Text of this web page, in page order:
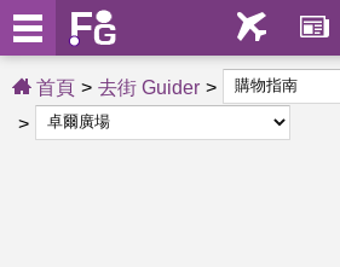
首頁 去街 Guider